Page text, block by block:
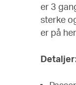
er 3
sterke
er på